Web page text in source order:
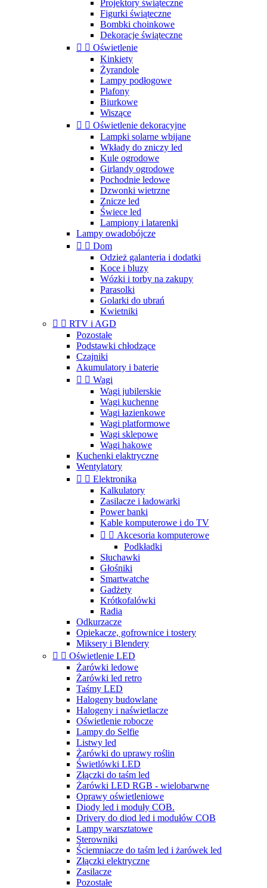
Projektory świąteczne
Figurki świąteczne
Bombki choinkowe
Dekoracje świąteczne
  Oświetlenie
Kinkiety
Żyrandole
Lampy podłogowe
Plafony
Biurkowe
Wiszące
  Oświetlenie dekoracyjne
Lampki solarne wbijane
Wkłady do zniczy led
Kule ogrodowe
Girlandy ogrodowe
Pochodnie ledowe
Dzwonki wietrzne
Znicze led
Świece led
Lampiony i latarenki
Lampy owadobójcze
  Dom
Odzież galanteria i dodatki
Koce i bluzy
Wózki i torby na zakupy
Parasolki
Golarki do ubrań
Kwietniki
  RTV i AGD
Pozostałe
Podstawki chłodzące
Czajniki
Akumulatory i baterie
  Wagi
Wagi jubilerskie
Wagi kuchenne
Wagi łazienkowe
Wagi platformowe
Wagi sklepowe
Wagi hakowe
Kuchenki elaktryczne
Wentylatory
  Elektronika
Kalkulatory
Zasilacze i ładowarki
Power banki
Kable komputerowe i do TV
  Akcesoria komputerowe
Podkładki
Słuchawki
Głośniki
Smartwatche
Gadżety
Krótkofalówki
Radia
Odkurzacze
Opiekacze, gofrownice i tostery
Miksery i Blendery
  Oświetlenie LED
Żarówki ledowe
Żarówki led retro
Taśmy LED
Halogeny budowlane
Halogeny i naświetlacze
Oświetlenie robocze
Lampy do Selfie
Listwy led
Żarówki do uprawy roślin
Świetlówki LED
Złączki do taśm led
Żarówki LED RGB - wielobarwne
Oprawy oświetleniowe
Diody led i moduły COB.
Drivery do diod led i modułów COB
Lampy warsztatowe
Sterowniki
Ściemniacze do taśm led i żarówek led
Złączki elektryczne
Zasilacze
Pozostałe